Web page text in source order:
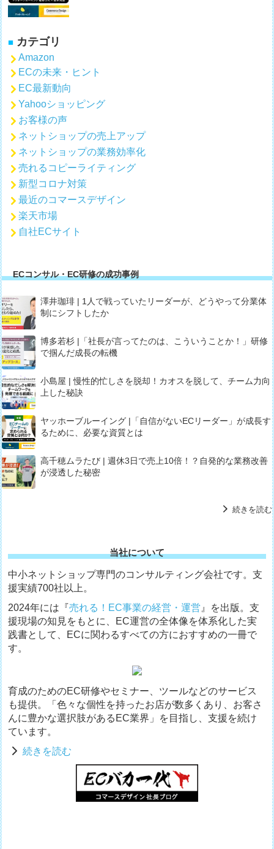
カテゴリ
Amazon
ECの未来・ヒント
EC最新動向
Yahooショッピング
お客様の声
ネットショップの売上アップ
ネットショップの業務効率化
売れるコピーライティング
新型コロナ対策
最近のコマースデザイン
楽天市場
自社ECサイト
ECコンサル・EC研修の成功事例
澤井珈琲 | 1人で戦っていたリーダーが、どうやって分業体
制にシフトしたか
博多若杉 |「社長が言ってたのは、こういうことか！」研修
で掴んだ成長の転機
小島屋 | 慢性的忙しさを脱却！カオスを脱して、チーム力向
上した秘訣
ヤッホーブルーイング |「自信がないECリーダー」が成長す
るために、必要な資質とは
高千穂ムラたび | 週休3日で売上10倍！？自発的な業務改善
が浸透した秘密
続きを読む
当社について
中小ネットショップ専門のコンサルティング会社です。支
援実績700社以上。
2024年には『売れる！EC事業の経営・運営 』を出版。支
援現場の知見をもとに、EC運営の全体像を体系化した実
践書として、ECに関わるすべての方におすすめの一冊で
す。
育成のためのEC研修やセミナー、ツールなどのサービス
も提供。「色々な個性を持ったお店が数多くあり、お客さ
んに豊かな選択肢があるEC業界」を目指し、支援を続け
ています。
続きを読む